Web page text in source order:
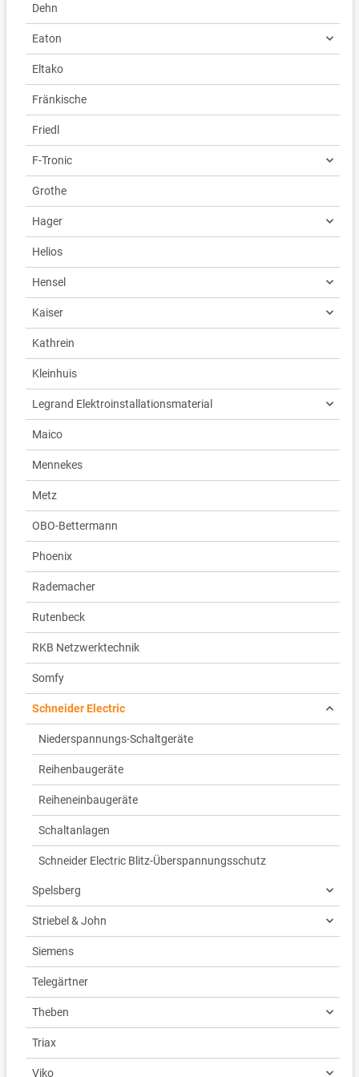
Dehn
Eaton
Eltako
Fränkische
Friedl
F-Tronic
Grothe
Hager
Helios
Hensel
Kaiser
Kathrein
Kleinhuis
Legrand Elektroinstallationsmaterial
Maico
Mennekes
Metz
OBO-Bettermann
Phoenix
Rademacher
Rutenbeck
RKB Netzwerktechnik
Somfy
Schneider Electric
Niederspannungs-Schaltgeräte
Reihenbaugeräte
Reiheneinbaugeräte
Schaltanlagen
Schneider Electric Blitz-Überspannungsschutz
Spelsberg
Striebel & John
Siemens
Telegärtner
Theben
Triax
Viko